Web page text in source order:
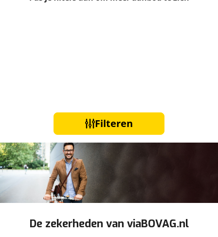
Filteren
De zekerheden van viaBOVAG.nl